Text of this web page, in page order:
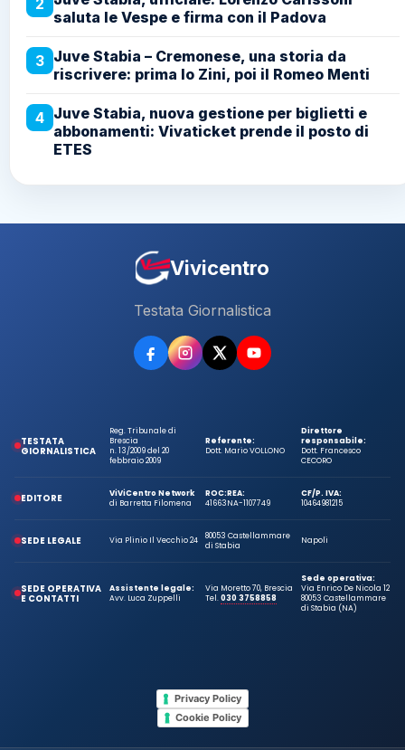
saluta le Vespe e firma con il Padova
3 Juve Stabia – Cremonese, una storia da
riscrivere: prima lo Zini, poi il Romeo Menti
4 Juve Stabia, nuova gestione per biglietti e
abbonamenti: Vivaticket prende il posto di
ETES
Vivicentro
Testata Giornalistica
TESTATA
GIORNALISTICA
Reg. Tribunale di
Brescia
n. 13/2009 del 20
febbraio 2009
Referente:
Dott. Mario VOLLONO
Direttore
responsabile:
Dott. Francesco
CECORO
EDITORE
ViViCentro Network
di Barretta Filomena
ROC:
41663
REA:
NA-1107749
CF/P. IVA:
10464981215
SEDE LEGALE Via Plinio Il Vecchio 24
80053 Castellammare
di Stabia
Napoli
SEDE OPERATIVA
E CONTATTI
Assistente legale:
Avv. Luca Zuppelli
Via Moretto 70, Brescia
Tel.030 3758858
Sede operativa:
Via Enrico De Nicola 12
80053 Castellammare
di Stabia (NA)
Privacy Policy
Cookie Policy